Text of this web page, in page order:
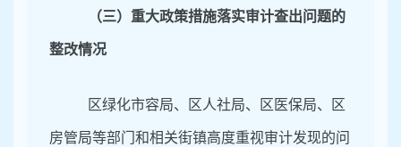
（三）重大政策措施落实审计查出问题的
整改情况
区绿化市容局、区人社局、区医保局、区
房管局等部门和相关街镇高度重视审计发现的问